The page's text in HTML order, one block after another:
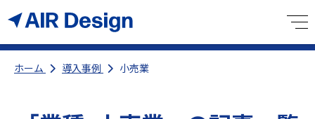
ホーム 導入事例 小売業